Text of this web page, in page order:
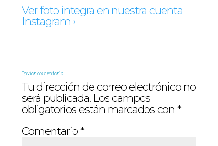
Ver foto integra en nuestra cuenta
Instagram ›
Enviar comentario
Tu dirección de correo electrónico no
será publicada. Los campos
obligatorios están marcados con *
Comentario*